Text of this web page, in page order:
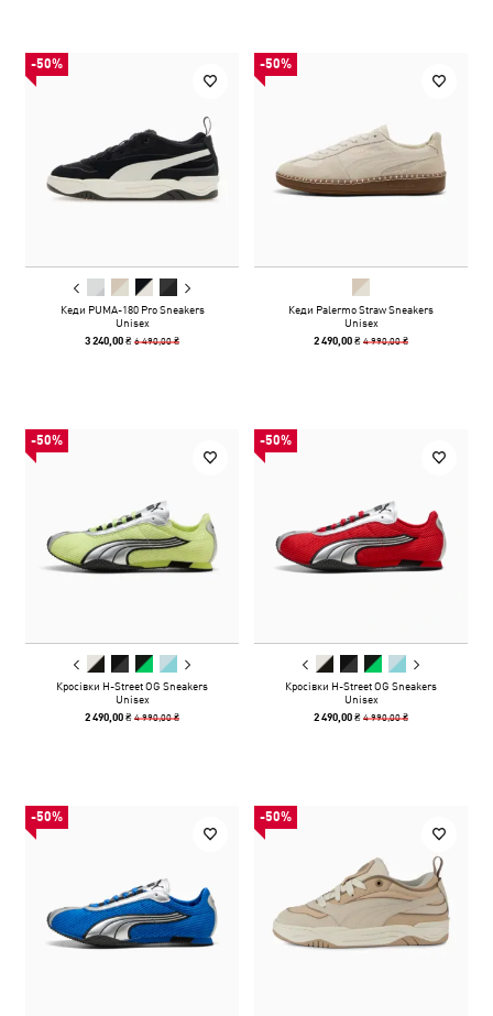
-50%
Кеди PUMA-180 Pro Sneakers
Unisex
3 240,00 ₴6 490,00 ₴
-50%
Кеди Palermo Straw Sneakers
Unisex
2 490,00 ₴4 990,00 ₴
-50%
Кросівки H-Street OG Sneakers
Unisex
2 490,00 ₴4 990,00 ₴
-50%
Кросівки H-Street OG Sneakers
Unisex
2 490,00 ₴4 990,00 ₴
-50% -50%